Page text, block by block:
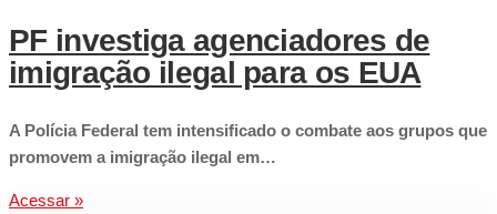
PF investiga agenciadores de
imigração ilegal para os EUA
A Polícia Federal tem intensificado o combate aos grupos que
promovem a imigração ilegal em…
Acessar »